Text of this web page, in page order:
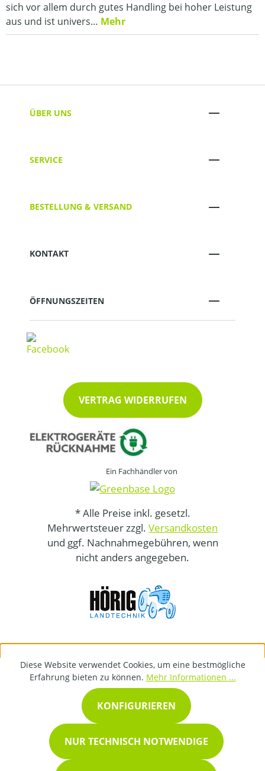
sich vor allem durch gutes Handling bei hoher Leistung
aus und ist univers… Mehr
ÜBER UNS
SERVICE
BESTELLUNG & VERSAND
KONTAKT
ÖFFNUNGSZEITEN
VERTRAG WIDERRUFEN
Ein Fachhändler von
* Alle Preise inkl. gesetzl.
Mehrwertsteuer zzgl. Versandkosten
und ggf. Nachnahmegebühren, wenn
nicht anders angegeben.
Diese Website verwendet Cookies, um eine bestmögliche
Erfahrung bieten zu können. Mehr Informationen ...
NUR TECHNISCH NOTWENDIGE
KONFIGURIEREN